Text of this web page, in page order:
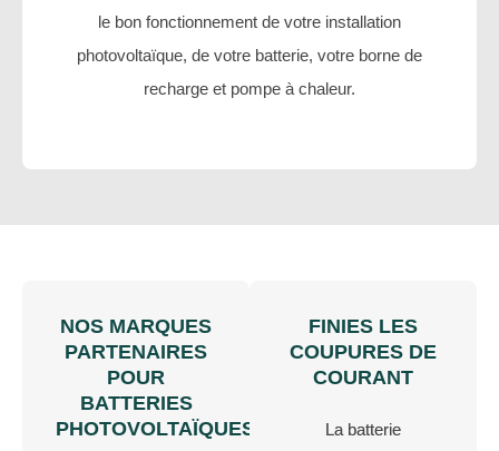
le bon fonctionnement de votre installation
photovoltaïque, de votre batterie, votre borne de
recharge et pompe à chaleur.
NOS MARQUES
PARTENAIRES
POUR
BATTERIES
PHOTOVOLTAÏQUES
FINIES LES
COUPURES DE
COURANT
La batterie